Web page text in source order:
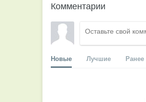
Комментарии
Новые Лучшие Ранее